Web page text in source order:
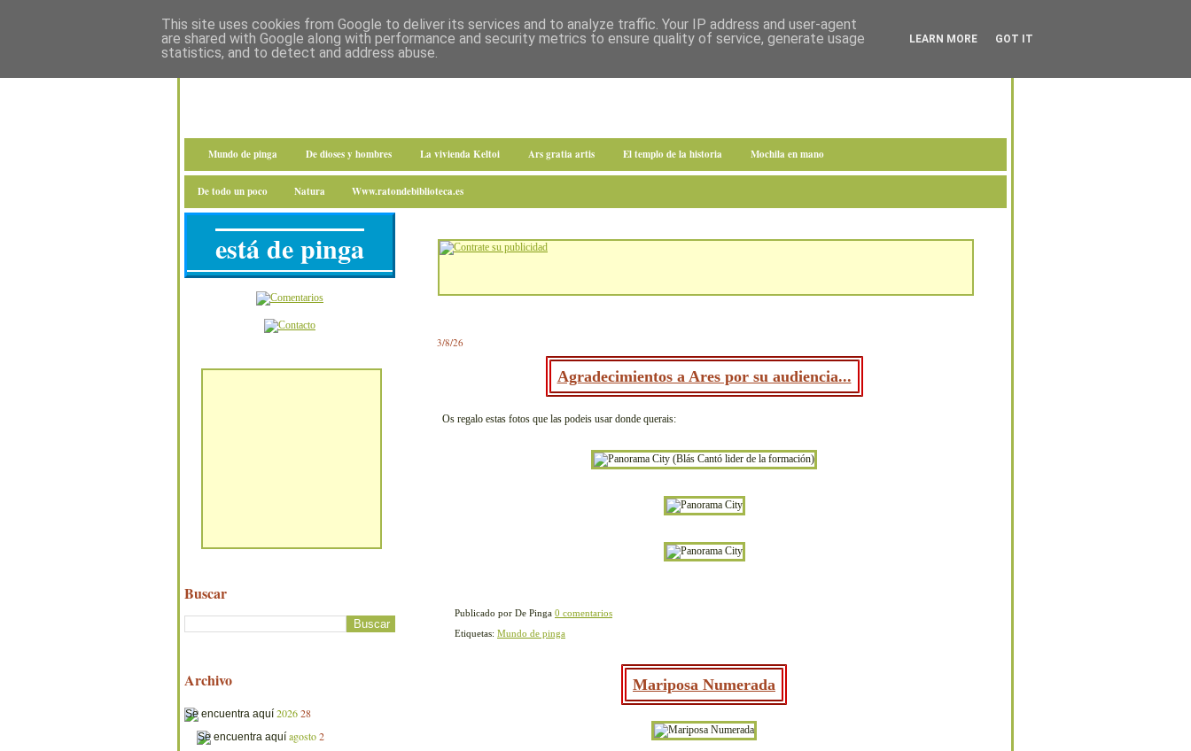
Mundo de pinga De dioses y hombres La vivienda Keltoi Ars gratia artis El templo de la historia Mochila en mano
De todo un poco Natura Www.ratondebiblioteca.es
3/8/26
Agradecimientos a Ares por su audiencia...
Os regalo estas fotos que las podeis usar donde querais:
Publicado por De Pinga 0 comentarios
Etiquetas: Mundo de pinga
Mariposa Numerada
está de pinga
Buscar
Archivo
202628
agosto 2
This site uses cookies from Google to deliver its services and to analyze traffic. Your IP address and user-agent
are shared with Google along with performance and security metrics to ensure quality of service, generate usage
statistics, and to detect and address abuse.
LEARN MORE GOT IT